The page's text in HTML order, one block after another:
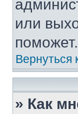
или
поможет.
Вернуться
» Как